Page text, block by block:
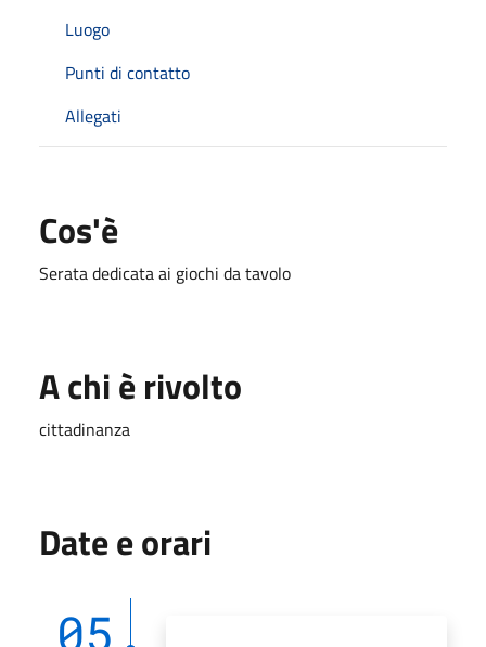
Luogo
Punti di contatto
Allegati
Cos'è
Serata dedicata ai giochi da tavolo
A chi è rivolto
cittadinanza
Date e orari
05